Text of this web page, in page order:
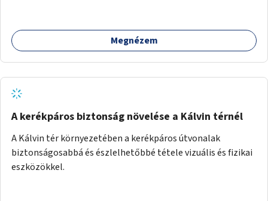
Megnézem
A kerékpáros biztonság növelése a Kálvin térnél
A Kálvin tér környezetében a kerékpáros útvonalak
biztonságosabbá és észlelhetőbbé tétele vizuális és fizikai
eszközökkel.